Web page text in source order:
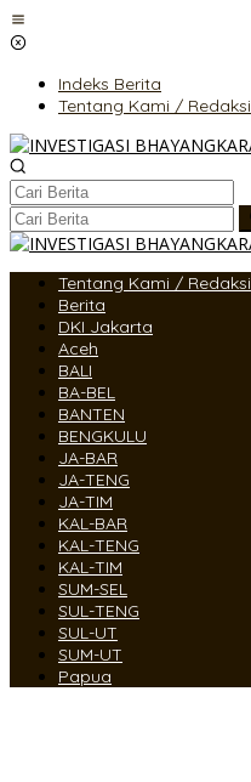
Lewati
ke
Indeks Berita
Tentang Kami / Redaksi
Tentang Kami / Redaksi
Berita
DKI Jakarta
Aceh
BALI
BA-BEL
BANTEN
BENGKULU
JA-BAR
JA-TENG
JA-TIM
KAL-BAR
KAL-TENG
KAL-TIM
SUM-SEL
SUL-TENG
SUL-UT
SUM-UT
Papua